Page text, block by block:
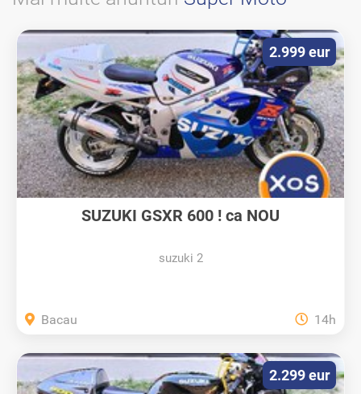
SUZUKI GSXR 600 ! ca NOU
suzuki 2
2.999 eur
Bacau 14h
2.299 eur